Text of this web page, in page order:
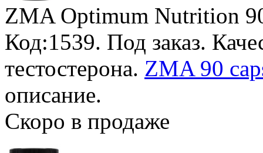
ZMA Optimum Nutrition
Код:1539. Под заказ.
тестостерона. ZMA 90
описание.
Скоро в продаже